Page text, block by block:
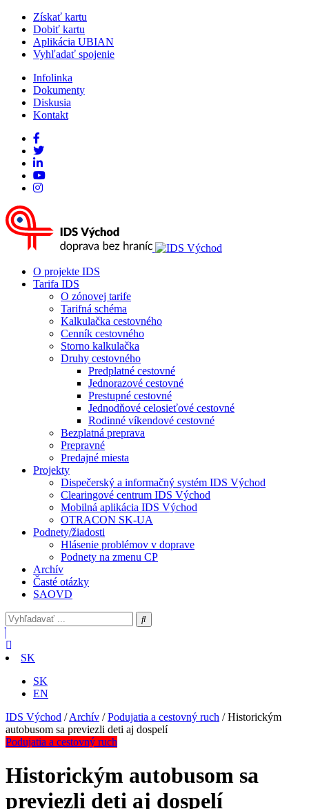
Získať kartu
Dobiť kartu
Aplikácia UBIAN
Vyhľadať spojenie
Infolinka
Dokumenty
Diskusia
Kontakt
O projekte IDS
Tarifa IDS
O zónovej tarife
Tarifná schéma
Kalkulačka cestovného
Cenník cestovného
Storno kalkulačka
Druhy cestovného
Predplatné cestovné
Jednorazové cestovné
Prestupné cestovné
Jednodňové celosieťové cestovné
Rodinné víkendové cestovné
Bezplatná preprava
Prepravné
Predajné miesta
Projekty
Dispečerský a informačný systém IDS Východ
Clearingové centrum IDS Východ
Mobilná aplikácia IDS Východ
OTRACON SK-UA
Podnety/žiadosti
Hlásenie problémov v doprave
Podnety na zmenu CP
Archív
Časté otázky
SAOVD
SK
SK
EN
IDS Východ /Archív /Podujatia a cestovný ruch /Historickým
autobusom sa previezli deti aj dospelí
Podujatia a cestovný ruch
Historickým autobusom sa
previezli deti aj dospelí